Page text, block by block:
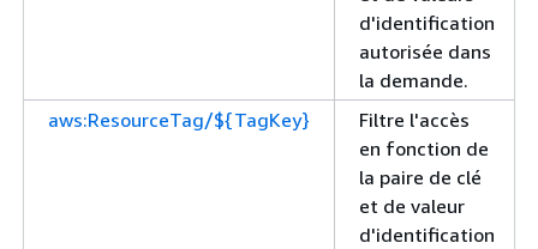
d'identification
autorisée dans
la demande.
aws:ResourceTag/${TagKey}
Filtre l'accès
en fonction de
la paire de clé
et de valeur
d'identification